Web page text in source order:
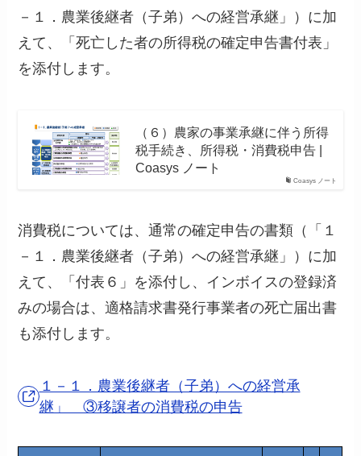
－１．農業後継者（子弟）への経営承継」）に加
えて、「死亡した者の所得税の確定申告書付表」
を添付します。
Coasys ノート
（６）農家の事業承継に伴う所得
税手続き、所得税・消費税申告 |
Coasys ノート
消費税については、通常の確定申告の書類（「１
－１．農業後継者（子弟）への経営承継」）に加
えて、「付表６」を添付し、インボイスの登録済
みの場合は、適格請求書発行事業者の死亡届出書
も添付します。
１－１．農業後継者（子弟）への経営承
継」 ③移譲者の消費税の申告